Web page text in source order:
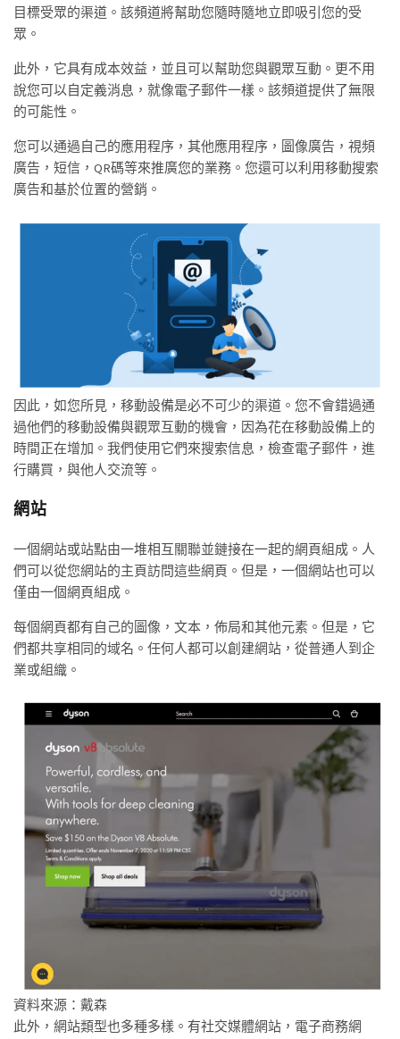
目標受眾的渠道。該頻道將幫助您隨時隨地立即吸引您的受
眾。
此外，它具有成本效益，並且可以幫助您與觀眾互動。更不用
說您可以自定義消息，就像電子郵件一樣。該頻道提供了無限
的可能性。
您可以通過自己的應用程序，其他應用程序，圖像廣告，視頻
廣告，短信，QR碼等來推廣您的業務。您還可以利用移動搜索
廣告和基​​於位置的營銷。
因此，如您所見，移動設備是必不可少的渠道。您不會錯過通
過他們的移動設備與觀眾互動的機會，因為花在移動設備上的
時間正在增加。我們使用它們來搜索信息，檢查電子郵件，進
行購買，與他人交流等。
網站
一個網站或站點由一堆相互關聯並鏈接在一起的網頁組成。人
們可以從您網站的主頁訪問這些網頁。但是，一個網站也可以
僅由一個網頁組成。
每個網頁都有自己的圖像，文本，佈局和其他元素。但是，它
們都共享相同的域名。任何人都可以創建網站，從普通人到企
業或組織。
資料來源：戴森
此外，網站類型也多種多樣。有社交媒體網站，電子商務網